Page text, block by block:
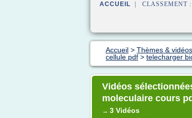
ACCUEIL | CLASSEMENT :
Accueil > Thèmes &
cellule pdf > telecharger
Vidéos
moleculaire cours
→ 3 Vidéos